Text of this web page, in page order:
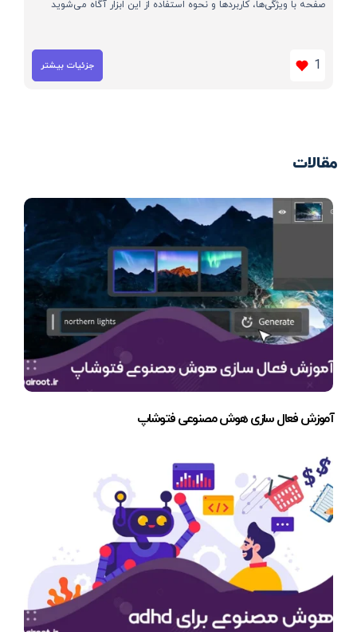
صفحه با ویژگی‌ها، کاربردها و نحوه استفاده از این ابزار آگاه می‌شوید
1 جزئیات بیشتر
مقالات
آموزش فعال سازی هوش مصنوعی فتوشاپ